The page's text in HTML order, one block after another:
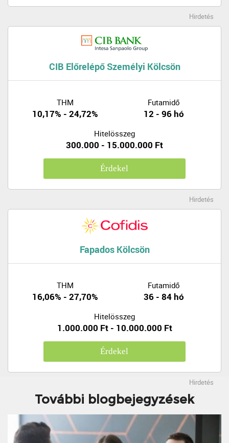
Hirdetés
CIB Előrelépő Személyi Kölcsön
THM
10,17% - 24,72%
Futamidő
12 - 96 hó
Hitelösszeg
300.000 - 15.000.000 Ft
Érdekel
Hirdetés
Fapados Kölcsön
THM
16,06% - 27,70%
Futamidő
36 - 84 hó
Hitelösszeg
1.000.000 Ft - 10.000.000 Ft
Érdekel
Hirdetés
További blogbejegyzések